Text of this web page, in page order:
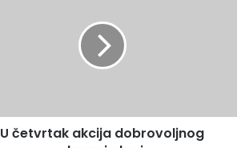
U četvrtak akcija dobrovoljnog